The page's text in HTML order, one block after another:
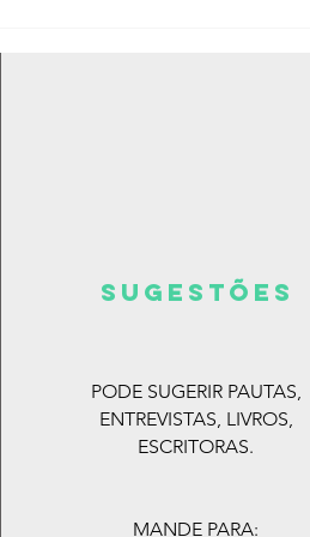
SUGESTões
PODE SUGERIR PAUTAS,
ENTREVISTAS, LIVROS,
ESCRITORAS.
MANDE PARA: